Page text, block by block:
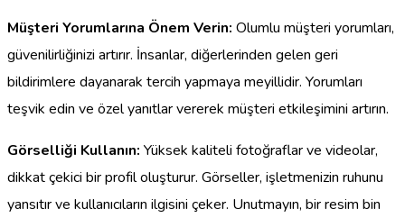
Müşteri Yorumlarına Önem Verin: Olumlu müşteri yorumları,
güvenilirliğinizi artırır. İnsanlar, diğerlerinden gelen geri
bildirimlere dayanarak tercih yapmaya meyillidir. Yorumları
teşvik edin ve özel yanıtlar vererek müşteri etkileşimini artırın.
Görselliği Kullanın: Yüksek kaliteli fotoğraflar ve videolar,
dikkat çekici bir profil oluşturur. Görseller, işletmenizin ruhunu
yansıtır ve kullanıcıların ilgisini çeker. Unutmayın, bir resim bin